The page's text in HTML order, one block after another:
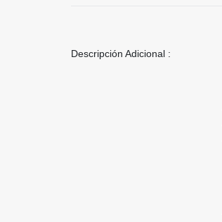
Descripción Adicional :